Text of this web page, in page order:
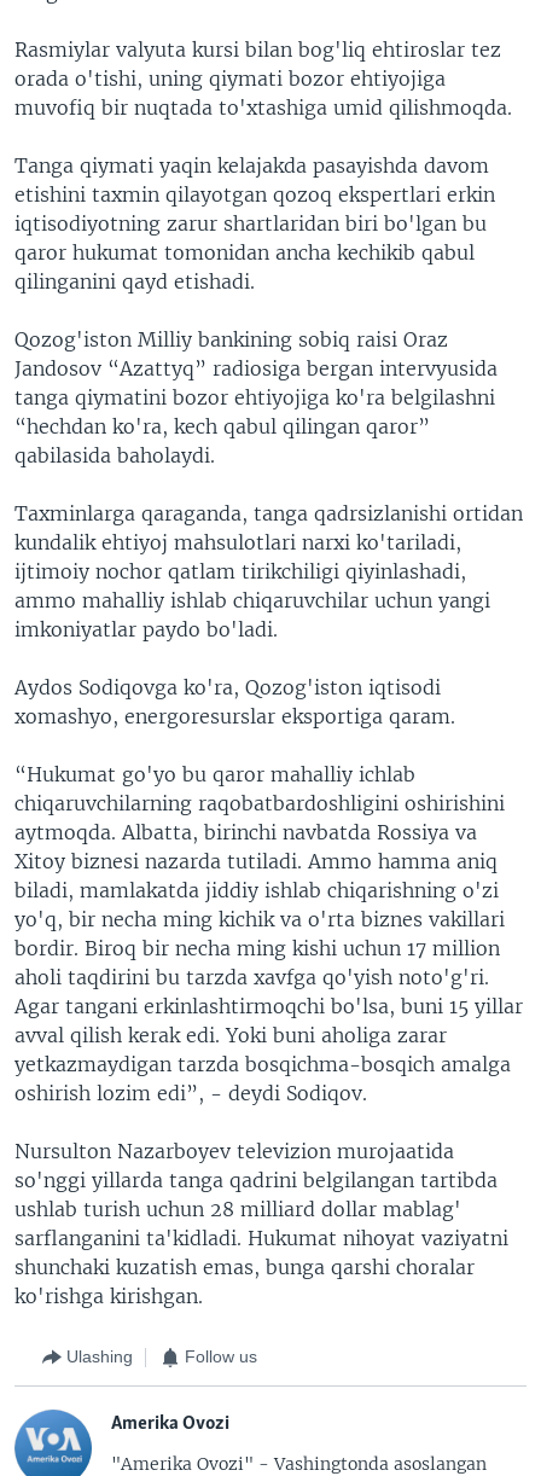
Rasmiylar valyuta kursi bilan bog'liq ehtiroslar tez
orada o'tishi, uning qiymati bozor ehtiyojiga
muvofiq bir nuqtada to'xtashiga umid qilishmoqda.
Tanga qiymati yaqin kelajakda pasayishda davom
etishini taxmin qilayotgan qozoq ekspertlari erkin
iqtisodiyotning zarur shartlaridan biri bo'lgan bu
qaror hukumat tomonidan ancha kechikib qabul
qilinganini qayd etishadi.
Qozog'iston Milliy bankining sobiq raisi Oraz
Jandosov “Azattyq” radiosiga bergan intervyusida
tanga qiymatini bozor ehtiyojiga ko'ra belgilashni
“hechdan ko'ra, kech qabul qilingan qaror”
qabilasida baholaydi.
Taxminlarga qaraganda, tanga qadrsizlanishi ortidan
kundalik ehtiyoj mahsulotlari narxi ko'tariladi,
ijtimoiy nochor qatlam tirikchiligi qiyinlashadi,
ammo mahalliy ishlab chiqaruvchilar uchun yangi
imkoniyatlar paydo bo'ladi.
Aydos Sodiqovga ko'ra, Qozog'iston iqtisodi
xomashyo, energoresurslar eksportiga qaram.
“Hukumat go'yo bu qaror mahalliy ichlab
chiqaruvchilarning raqobatbardoshligini oshirishini
aytmoqda. Albatta, birinchi navbatda Rossiya va
Xitoy biznesi nazarda tutiladi. Ammo hamma aniq
biladi, mamlakatda jiddiy ishlab chiqarishning o'zi
yo'q, bir necha ming kichik va o'rta biznes vakillari
bordir. Biroq bir necha ming kishi uchun 17 million
aholi taqdirini bu tarzda xavfga qo'yish noto'g'ri.
Agar tangani erkinlashtirmoqchi bo'lsa, buni 15 yillar
avval qilish kerak edi. Yoki buni aholiga zarar
yetkazmaydigan tarzda bosqichma-bosqich amalga
oshirish lozim edi”, - deydi Sodiqov.
Nursulton Nazarboyev televizion murojaatida
so'nggi yillarda tanga qadrini belgilangan tartibda
ushlab turish uchun 28 milliard dollar mablag'
sarflanganini ta'kidladi. Hukumat nihoyat vaziyatni
shunchaki kuzatish emas, bunga qarshi choralar
ko'rishga kirishgan.
Ulashing Follow us
Amerika Ovozi
"Amerika Ovozi" - Vashingtonda asoslangan